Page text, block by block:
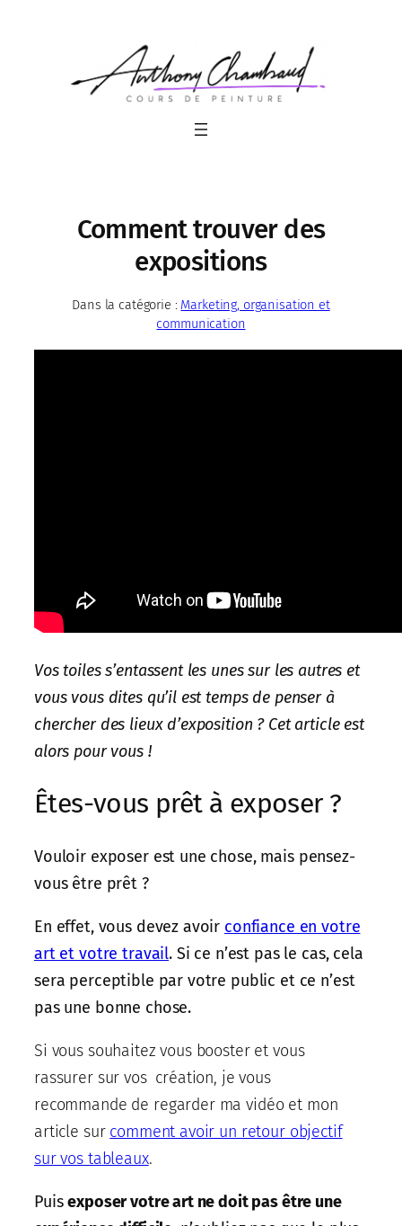
Comment trouver des
expositions
Dans la catégorie : Marketing, organisation et
communication
Vos toiles s’entassent les unes sur les autres et
vous vous dites qu’il est temps de penser à
chercher des lieux d’exposition ? Cet article est
alors pour vous !
Êtes-vous prêt à exposer ?
Vouloir exposer est une chose, mais pensez-
vous être prêt ?
En effet, vous devez avoir confiance en votre
art et votre travail. Si ce n’est pas le cas, cela
sera perceptible par votre public et ce n’est
pas une bonne chose.
Si vous souhaitez vous booster et vous
rassurer sur vos création, je vous
recommande de regarder ma vidéo et mon
article sur comment avoir un retour objectif
sur vos tableaux.
Puisexposer votre art ne doit pas être une